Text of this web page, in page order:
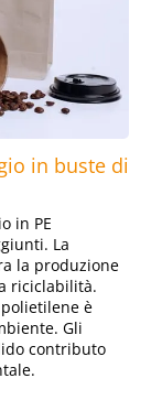
in buste di
in PE
La
la produzione
riciclabilità.
è
Gli
contributo